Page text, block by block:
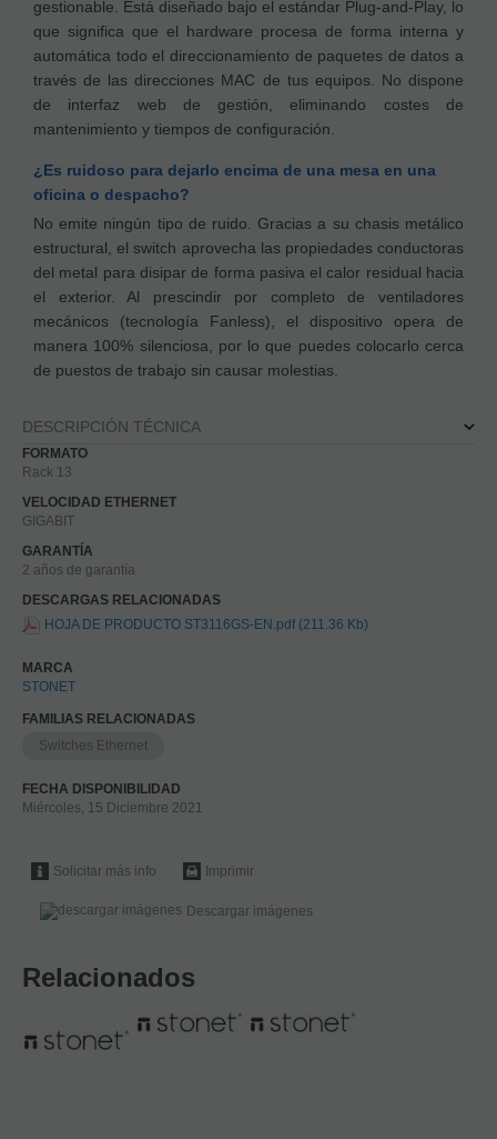
gestionable. Está diseñado bajo el estándar Plug-and-Play, lo
que significa que el hardware procesa de forma interna y
automática todo el direccionamiento de paquetes de datos a
través de las direcciones MAC de tus equipos. No dispone
de interfaz web de gestión, eliminando costes de
mantenimiento y tiempos de configuración.
¿Es ruidoso para dejarlo encima de una mesa en una
oficina o despacho?
No emite ningún tipo de ruido. Gracias a su chasis metálico
estructural, el switch aprovecha las propiedades conductoras
del metal para disipar de forma pasiva el calor residual hacia
el exterior. Al prescindir por completo de ventiladores
mecánicos (tecnología Fanless), el dispositivo opera de
manera 100% silenciosa, por lo que puedes colocarlo cerca
de puestos de trabajo sin causar molestias.
DESCRIPCIÓN TÉCNICA
FORMATO
Rack 13
VELOCIDAD ETHERNET
GIGABIT
GARANTÍA
2 años de garantía
DESCARGAS RELACIONADAS
HOJA DE PRODUCTO ST3116GS-EN.pdf (211.36 Kb)
MARCA
STONET
FAMILIAS RELACIONADAS
Switches Ethernet
FECHA DISPONIBILIDAD
Miércoles, 15 Diciembre 2021
Solicitar más info Imprimir
Descargar imágenes
Relacionados